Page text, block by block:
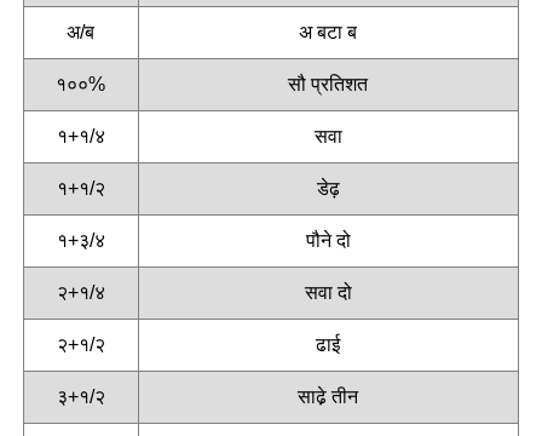
अ/ब अ बटा ब
१००% सौ प्रतिशत
१+१/४ सवा
१+१/२ डेढ़
१+३/४ पौने दो
२+१/४ सवा दो
२+१/२ ढाई
३+१/२ साढे़ तीन